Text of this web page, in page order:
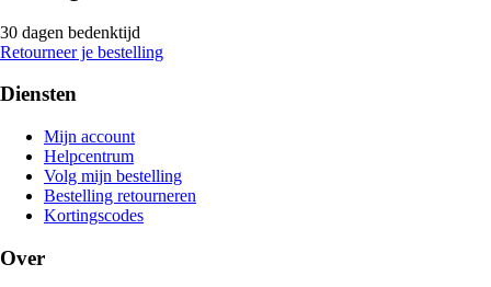
30 dagen bedenktijd
Retourneer je bestelling
Diensten
Mijn account
Helpcentrum
Volg mijn bestelling
Bestelling retourneren
Kortingscodes
Over